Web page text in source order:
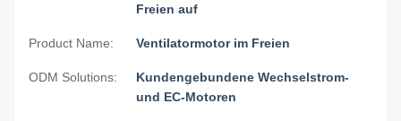
Freien auf
Product Name: Ventilatormotor im Freien
ODM Solutions:
Kundengebundene Wechselstrom-
und EC-Motoren